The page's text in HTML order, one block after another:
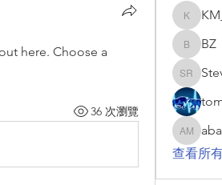
here. Choose a
36 次瀏覽
BZ
BZ
Steve
abani
查看所